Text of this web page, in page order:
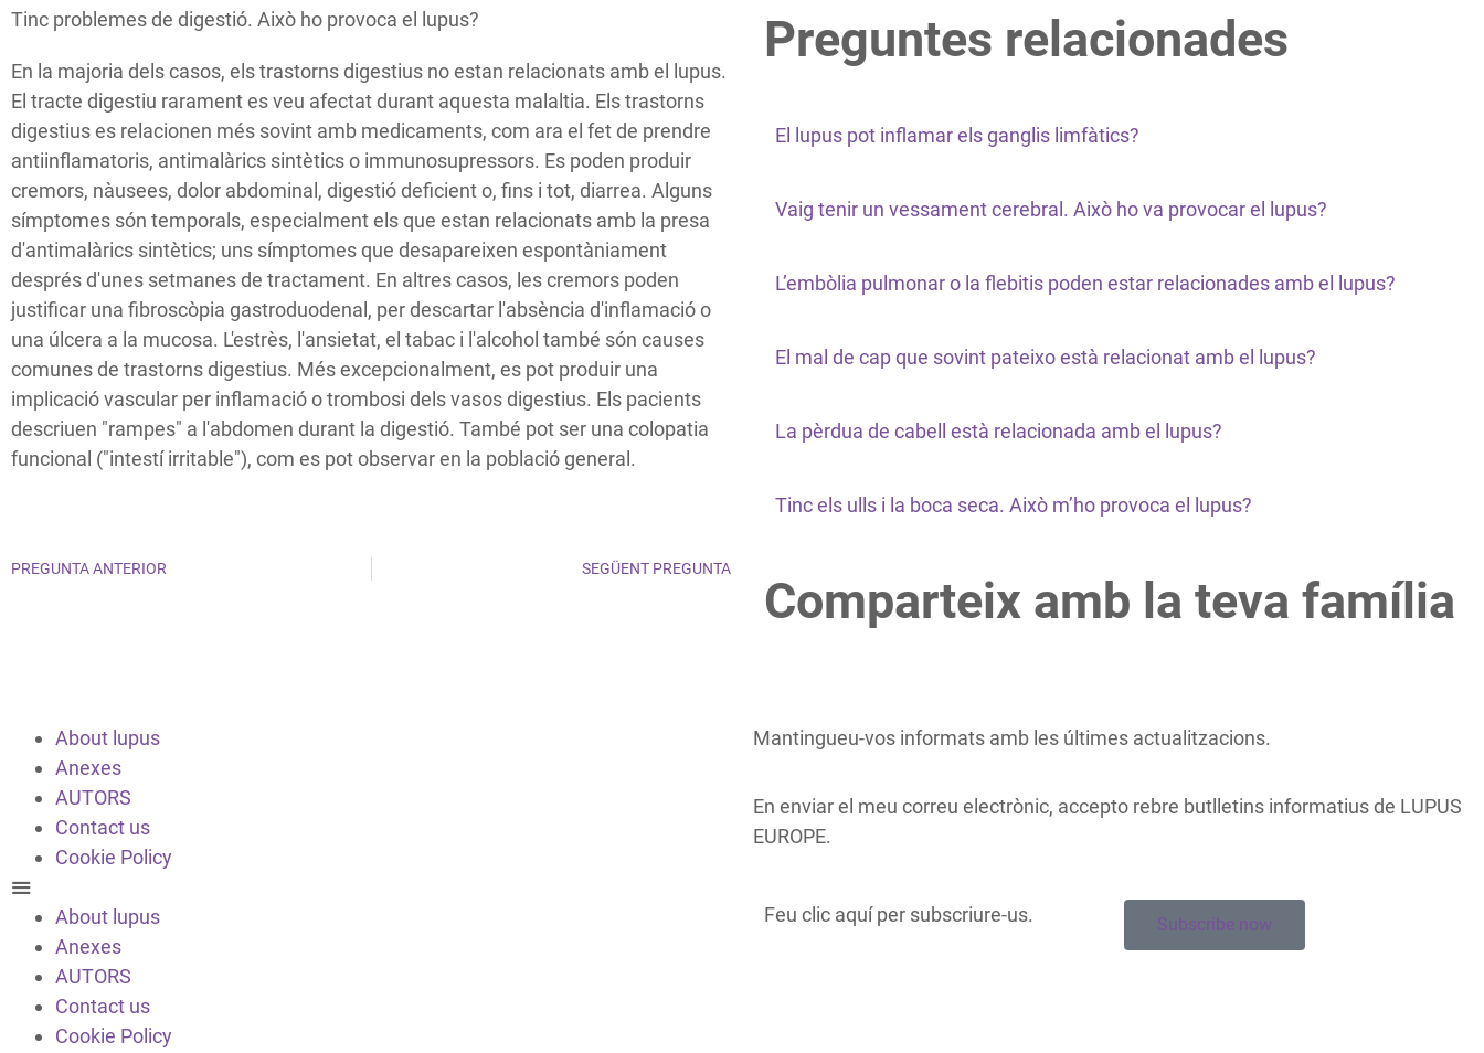
Tinc problemes de digestió. Això ho provoca el lupus?
En la majoria dels casos, els trastorns digestius no estan relacionats amb el lupus.
El tracte digestiu rarament es veu afectat durant aquesta malaltia. Els trastorns
digestius es relacionen més sovint amb medicaments, com ara el fet de prendre
antiinflamatoris, antimalàrics sintètics o immunosupressors. Es poden produir
cremors, nàusees, dolor abdominal, digestió deficient o, fins i tot, diarrea. Alguns
símptomes són temporals, especialment els que estan relacionats amb la presa
d'antimalàrics sintètics; uns símptomes que desapareixen espontàniament
després d'unes setmanes de tractament. En altres casos, les cremors poden
justificar una fibroscòpia gastroduodenal, per descartar l'absència d'inflamació o
una úlcera a la mucosa. L'estrès, l'ansietat, el tabac i l'alcohol també són causes
comunes de trastorns digestius. Més excepcionalment, es pot produir una
implicació vascular per inflamació o trombosi dels vasos digestius. Els pacients
descriuen "rampes" a l'abdomen durant la digestió. També pot ser una colopatia
funcional ("intestí irritable"), com es pot observar en la població general.
PREGUNTA ANTERIOR SEGÜENT PREGUNTA
Preguntes relacionades
El lupus pot inflamar els ganglis limfàtics?
Vaig tenir un vessament cerebral. Això ho va provocar el lupus?
L’embòlia pulmonar o la flebitis poden estar relacionades amb el lupus?
El mal de cap que sovint pateixo està relacionat amb el lupus?
La pèrdua de cabell està relacionada amb el lupus?
Tinc els ulls i la boca seca. Això m’ho provoca el lupus?
Comparteix amb la teva família
About lupus
Anexes
AUTORS
Contact us
Cookie Policy
About lupus
Anexes
AUTORS
Contact us
Cookie Policy
Mantingueu-vos informats amb les últimes actualitzacions.
En enviar el meu correu electrònic, accepto rebre butlletins informatius de LUPUS
EUROPE.
Feu clic aquí per subscriure-us. Subscribe now